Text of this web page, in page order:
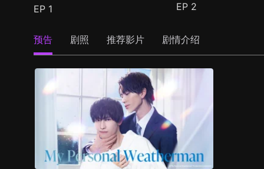
EP 1 EP 2
预告 剧照 推荐影片 剧情介绍